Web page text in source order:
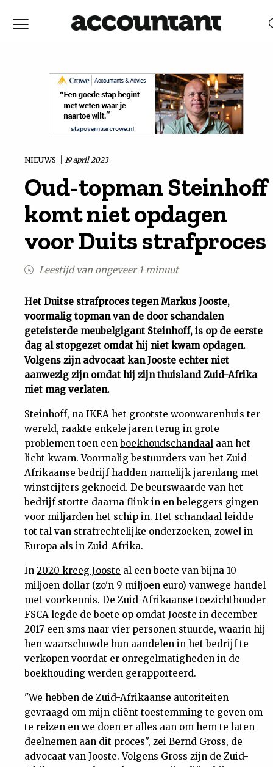
Vaktechniek
Achtergrond
Uit
Feiten
Cijfers
Tuchtrecht
Magazine
Podcast
Dossiers
Nieuwsbrief
Contact
NIEUWS 19 april 2023
Oud-topman Steinhoff
komt niet opdagen
voor Duits strafproces
Leestijd van ongeveer 1 minuut
Het Duitse strafproces tegen Markus Jooste,
voormalig topman van de door schandalen
geteisterde meubelgigant Steinhoff, is op de eerste
dag al stopgezet omdat hij niet kwam opdagen.
Volgens zijn advocaat kan Jooste echter niet
aanwezig zijn omdat hij zijn thuisland Zuid-Afrika
niet mag verlaten.
Steinhoff, na IKEA het grootste woonwarenhuis ter
wereld, raakte enkele jaren terug in grote
problemen toen eenboekhoudschandaal aan het
licht kwam. Voormalig bestuurders van het Zuid-
Afrikaanse bedrijf hadden namelijk jarenlang met
winstcijfers geknoeid. De beurswaarde van het
bedrijf stortte daarna flink in en beleggers gingen
voor miljarden het schip in. Het schandaal leidde
tot tal van strafrechtelijke onderzoeken, zowel in
Europa als in Zuid-Afrika.
In 2020 kreeg Jooste al een boete van bijna 10
miljoen dollar (zo'n 9 miljoen euro) vanwege handel
met voorkennis. De Zuid-Afrikaanse toezichthouder
FSCA legde de boete op omdat Jooste in december
2017 een sms naar vier personen stuurde, waarin hij
hen waarschuwde hun aandelen in het bedrijf te
verkopen voordat er onregelmatigheden in de
boekhouding werden gerapporteerd.
"We hebben de Zuid-Afrikaanse autoriteiten
gevraagd om mijn cliënt toestemming te geven om
te reizen en we doen er alles aan om hem te laten
deelnemen aan dit proces", zei Bernd Gross, de
advocaat van Jooste. Volgens Gross zijn de Zuid-
RELEVANTIEDATUM